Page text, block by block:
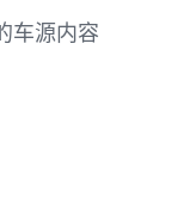
车源内容